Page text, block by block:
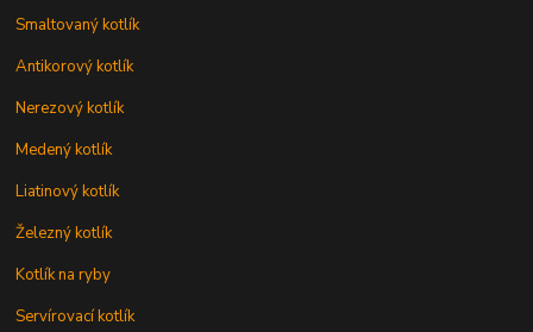
Smaltovaný kotlík
Antikorový kotlík
Nerezový kotlík
Medený kotlík
Liatinový kotlík
Železný kotlík
Kotlík na ryby
Servírovací kotlík